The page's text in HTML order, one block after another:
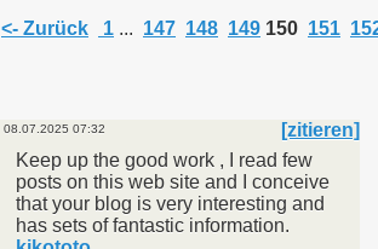
<- Zurück 1 ... 147 148 149 150 151
08.07.2025 07:32
[zitieren]
Keep up the good work , I read few
posts on this web site and I conceive
that your blog is very interesting and
has sets of fantastic information.